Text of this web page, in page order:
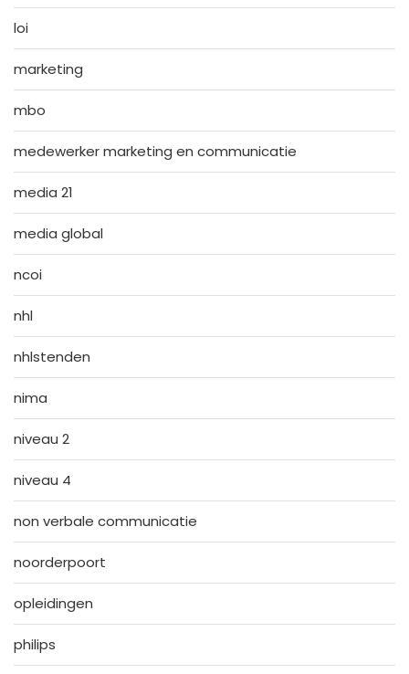
loi
marketing
mbo
medewerker marketing en communicatie
media 21
media global
ncoi
nhl
nhlstenden
nima
niveau 2
niveau 4
non verbale communicatie
noorderpoort
opleidingen
philips